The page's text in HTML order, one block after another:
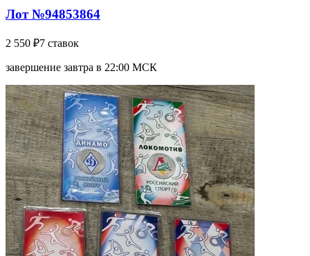
Лот №94853864
2 550 ₽7 ставок
завершение завтра в 22:00 МСК